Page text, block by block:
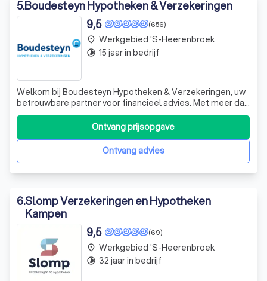
5.Boudesteyn Hypotheken & Verzekeringen
(656)
9,5
Welkom bij Boudesteyn Hypotheken & Verzekeringen, uw
betrouwbare partner voor financieel advies. Met meer dan
20 jaar ervaring en een team van ruim 25 specialisten,
bieden wij u deskundige hulp bij al uw financiële
beslissingen. Of u nu particulier of zakelijk bent, wij staan
voor u klaar met adviesOntvang advies
Ontvang prijsopgave
place Werkgebied 's-Heerenbroek
timelapse 15 jaar in bedrijf
6.Slomp Verzekeringen en Hypotheken
Kampen
(69)
9,5
place Werkgebied 's-Heerenbroek
timelapse 32 jaar in bedrijf